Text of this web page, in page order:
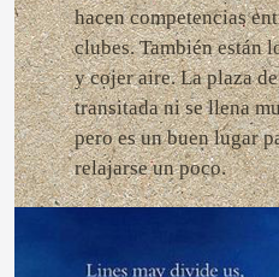
hacen competencias
clubes. También están
y cojer aire. La plaza
transitada ni se llena
pero es un buen lugar
relajarse un poco.